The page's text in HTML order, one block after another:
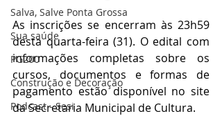
Salva, Salve Ponta Grossa
Sua saúde
PG200
Construção e Decoração
Podcast - Sesi
As inscrições se encerram às 23h59
desta quarta-feira (31). O edital com
informações completas sobre os
cursos, documentos e formas de
pagamento estão disponível no site
da Secretaria Municipal de Cultura.